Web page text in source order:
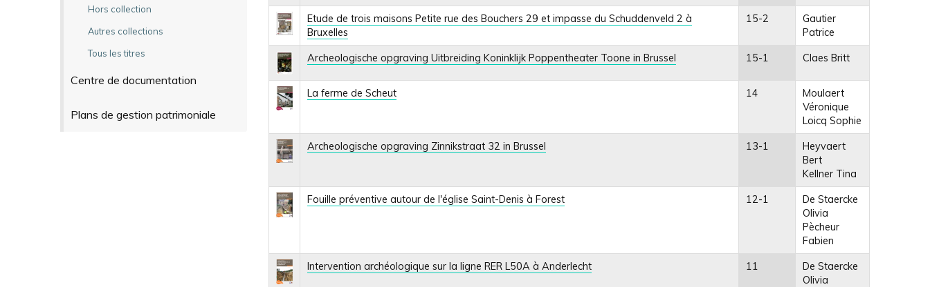
Hors collection
Autres collections
Tous les titres
Centre de documentation
Plans de gestion patrimoniale
Etude de trois maisons Petite rue des Bouchers 29 et impasse du Schuddenveld 2 à
Bruxelles
15-2
Gautier
Patrice
Archeologische opgraving Uitbreiding Koninklijk Poppentheater Toone in Brussel 15-1 Claes Britt
La ferme de Scheut 14
Moulaert
Véronique
Loicq Sophie
Archeologische opgraving Zinnikstraat 32 in Brussel 13-1
Heyvaert
Bert
Kellner Tina
Fouille préventive autour de l'église Saint-Denis à Forest 12-1
De Staercke
Olivia
Pècheur
Fabien
Intervention archéologique sur la ligne RER L50A à Anderlecht 11
De Staercke
Olivia